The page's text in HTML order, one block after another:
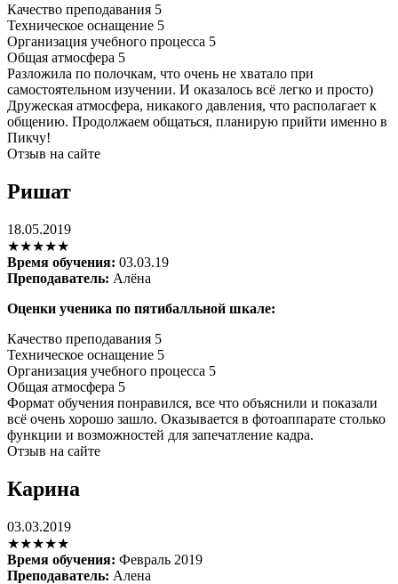
Качество преподавания 5
Техническое оснащение 5
Организация учебного процесса 5
Общая атмосфера 5
Разложила по полочкам, что очень не хватало при
самостоятельном изучении. И оказалось всё легко и просто)
Дружеская атмосфера, никакого давления, что располагает к
общению. Продолжаем общаться, планирую прийти именно в
Пикчу!
Отзыв на сайте
Ришат
18.05.2019
★★★★★
Время обучения: 03.03.19
Преподаватель: Алёна
Оценки ученика по пятибалльной шкале:
Качество преподавания 5
Техническое оснащение 5
Организация учебного процесса 5
Общая атмосфера 5
Формат обучения понравился, все что объяснили и показали
всё очень хорошо зашло. Оказывается в фотоаппарате столько
функции и возможностей для запечатление кадра.
Отзыв на сайте
Карина
03.03.2019
★★★★★
Время обучения: Февраль 2019
Преподаватель: Алена